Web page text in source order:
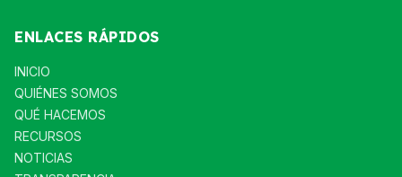
ENLACES RÁPIDOS
INICIO
QUIÉNES SOMOS
QUÉ HACEMOS
RECURSOS
NOTICIAS